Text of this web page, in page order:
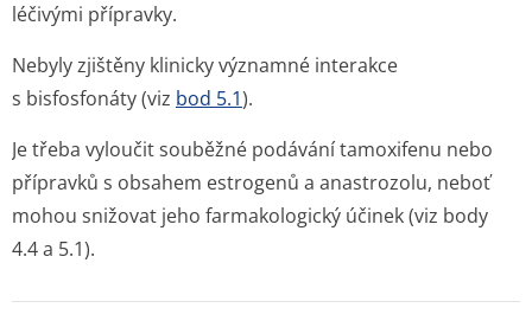
léčivými přípravky.
Nebyly zjištěny klinicky významné interakce
s bisfosfonáty (viz bod 5.1).
Je třeba vyloučit souběžné podávání tamoxifenu nebo
přípravků s obsahem estrogenů a anastrozolu, neboť
mohou snižovat jeho farmakologický účinek (viz body
4.4 a 5.1).